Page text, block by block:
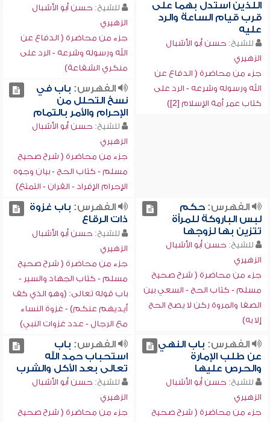
اللذين استدل بهما على
قرب قيام الساعة والرد
عليه
للشيخ: حسن أبو الأشبال
الزهيري
جزء من محاضرة ( الدفاع عن
الله ورسوله وشرعه - الرد على
كتاب عمر أمة الإسلام [2])
للشيخ: حسن أبو الأشبال
الزهيري
جزء من محاضرة ( الدفاع عن
الله ورسوله وشرعه - الرد على
منكري الشفاعة)
الفهرس: باب في
نسخ التحلل من
الإحرام والأمر بالتمام
للشيخ: حسن أبو الأشبال
الزهيري
جزء من محاضرة ( شرح صحيح
مسلم - كتاب الحج - بيان وجوه
الإحرام الإفراد - القران - التمتع)
الفهرس:حكم
لبس الباروكة للمرأة
تتزين بها لزوجها
للشيخ: حسن أبو الأشبال
الزهيري
جزء من محاضرة ( شرح صحيح
مسلم - كتاب الحج - السعي بين
الصفا والمروة ركن لا يصح الحج
إلا به)
الفهرس: باب غزوة
ذات الرقاع
للشيخ: حسن أبو الأشبال
الزهيري
جزء من محاضرة ( شرح صحيح
مسلم - كتاب الجهاد والسير -
باب قوله تعالى: (وهو الذي كف
أيديهم عنكم) - غزوة النساء
مع الرجال - عدد غزوات النبي)
الفهرس: باب النهي
عن طلب الإمارة
والحرص عليها
للشيخ: حسن أبو الأشبال
الزهيري
جزء من محاضرة ( شرح صحيح
الفهرس: باب
استحباب حمد الله
تعالى بعد الأكل والشرب
للشيخ: حسن أبو الأشبال
الزهيري
جزء من محاضرة ( شرح صحيح